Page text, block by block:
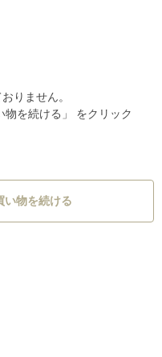
りません。
物を続ける」 をクリック
い物を続ける